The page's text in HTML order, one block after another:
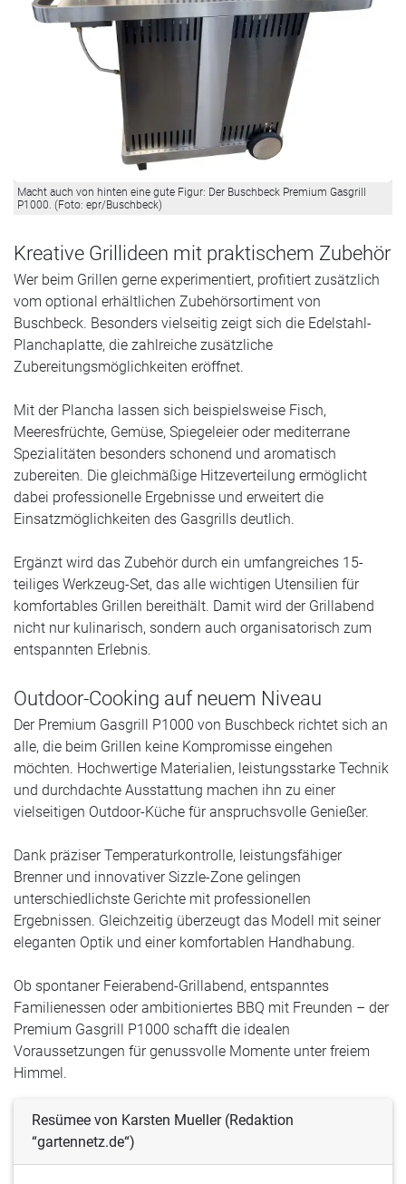
Macht auch von hinten eine gute Figur: Der Buschbeck Premium Gasgrill
P1000. (Foto: epr/Buschbeck)
Kreative Grillideen mit praktischem Zubehör
Wer beim Grillen gerne experimentiert, profitiert zusätzlich
vom optional erhältlichen Zubehörsortiment von
Buschbeck. Besonders vielseitig zeigt sich die Edelstahl-
Planchaplatte, die zahlreiche zusätzliche
Zubereitungsmöglichkeiten eröffnet.
Mit der Plancha lassen sich beispielsweise Fisch,
Meeresfrüchte, Gemüse, Spiegeleier oder mediterrane
Spezialitäten besonders schonend und aromatisch
zubereiten. Die gleichmäßige Hitzeverteilung ermöglicht
dabei professionelle Ergebnisse und erweitert die
Einsatzmöglichkeiten des Gasgrills deutlich.
Ergänzt wird das Zubehör durch ein umfangreiches 15-
teiliges Werkzeug-Set, das alle wichtigen Utensilien für
komfortables Grillen bereithält. Damit wird der Grillabend
nicht nur kulinarisch, sondern auch organisatorisch zum
entspannten Erlebnis.
Outdoor-Cooking auf neuem Niveau
Der Premium Gasgrill P1000 von Buschbeck richtet sich an
alle, die beim Grillen keine Kompromisse eingehen
möchten. Hochwertige Materialien, leistungsstarke Technik
und durchdachte Ausstattung machen ihn zu einer
vielseitigen Outdoor-Küche für anspruchsvolle Genießer.
Dank präziser Temperaturkontrolle, leistungsfähiger
Brenner und innovativer Sizzle-Zone gelingen
unterschiedlichste Gerichte mit professionellen
Ergebnissen. Gleichzeitig überzeugt das Modell mit seiner
eleganten Optik und einer komfortablen Handhabung.
Ob spontaner Feierabend-Grillabend, entspanntes
Familienessen oder ambitioniertes BBQ mit Freunden – der
Premium Gasgrill P1000 schafft die idealen
Voraussetzungen für genussvolle Momente unter freiem
Himmel.
Resümee von Karsten Mueller (Redaktion
“gartennetz.de“)